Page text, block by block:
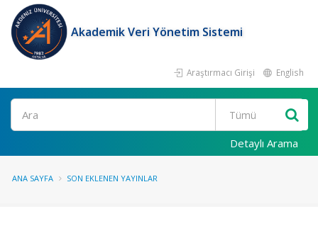
Akademik Veri Yönetim Sistemi
Araştırmacı Girişi English
Ara
Detaylı Arama
ANA SAYFA SON EKLENEN YAYINLAR